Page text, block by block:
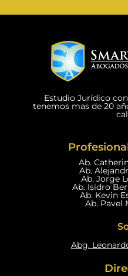
Estudio Jurídico
tenemos mas de 20
Ab.
Ab.
Ab. Jorge
Ab. Isidro
Ab. Kevin
Ab. Pavel
Abg.